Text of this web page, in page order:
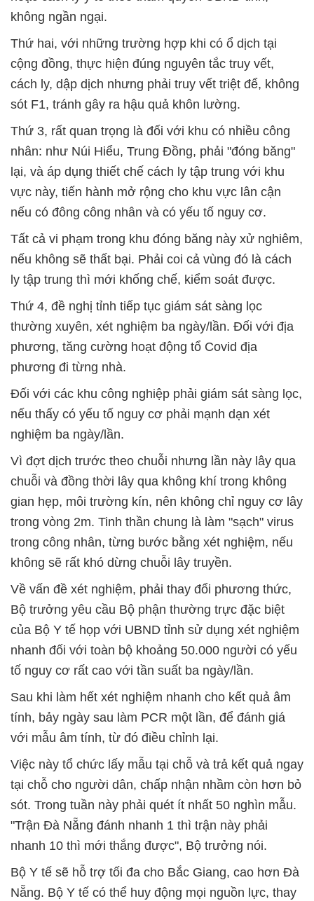
không ngần ngại.
Thứ hai, với những trường hợp khi có ổ dịch tại
cộng đồng, thực hiện đúng nguyên tắc truy vết,
cách ly, dập dịch nhưng phải truy vết triệt để, không
sót F1, tránh gây ra hậu quả khôn lường.
Thứ 3, rất quan trọng là đối với khu có nhiều công
nhân: như Núi Hiểu, Trung Đồng, phải "đóng băng"
lại, và áp dụng thiết chế cách ly tập trung với khu
vực này, tiến hành mở rộng cho khu vực lân cận
nếu có đông công nhân và có yếu tố nguy cơ.
Tất cả vi phạm trong khu đóng băng này xử nghiêm,
nếu không sẽ thất bại. Phải coi cả vùng đó là cách
ly tập trung thì mới khống chế, kiểm soát được.
Thứ 4, đề nghị tỉnh tiếp tục giám sát sàng lọc
thường xuyên, xét nghiệm ba ngày/lần. Đối với địa
phương, tăng cường hoạt động tổ Covid địa
phương đi từng nhà.
Đối với các khu công nghiệp phải giám sát sàng lọc,
nếu thấy có yếu tố nguy cơ phải mạnh dạn xét
nghiệm ba ngày/lần.
Vì đợt dịch trước theo chuỗi nhưng lần này lây qua
chuỗi và đồng thời lây qua không khí trong không
gian hẹp, môi trường kín, nên không chỉ nguy cơ lây
trong vòng 2m. Tinh thần chung là làm "sạch" virus
trong công nhân, từng bước bằng xét nghiệm, nếu
không sẽ rất khó dừng chuỗi lây truyền.
Về vấn đề xét nghiệm, phải thay đổi phương thức,
Bộ trưởng yêu cầu Bộ phận thường trực đặc biệt
của Bộ Y tế họp với UBND tỉnh sử dụng xét nghiệm
nhanh đối với toàn bộ khoảng 50.000 người có yếu
tố nguy cơ rất cao với tần suất ba ngày/lần.
Sau khi làm hết xét nghiệm nhanh cho kết quả âm
tính, bảy ngày sau làm PCR một lần, để đánh giá
với mẫu âm tính, từ đó điều chỉnh lại.
Việc này tổ chức lấy mẫu tại chỗ và trả kết quả ngay
tại chỗ cho người dân, chấp nhận nhầm còn hơn bỏ
sót. Trong tuần này phải quét ít nhất 50 nghìn mẫu.
"Trận Đà Nẵng đánh nhanh 1 thì trận này phải
nhanh 10 thì mới thắng được", Bộ trưởng nói.
Bộ Y tế sẽ hỗ trợ tối đa cho Bắc Giang, cao hơn Đà
Nẵng. Bộ Y tế có thể huy động mọi nguồn lực, thay